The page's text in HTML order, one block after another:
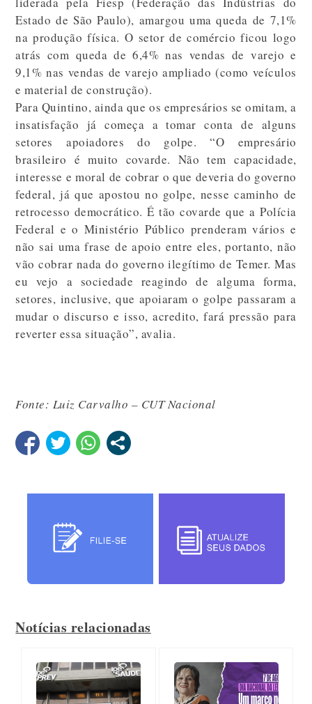
Estado de São Paulo), amargou uma queda de 7,1%
na produção física. O setor de comércio ficou logo
atrás com queda de 6,4% nas vendas de varejo e
9,1% nas vendas de varejo ampliado (como veículos
e material de construção).
Para Quintino, ainda que os empresários se omitam, a
insatisfação já começa a tomar conta de alguns
setores apoiadores do golpe. “O empresário
brasileiro é muito covarde. Não tem capacidade,
interesse e moral de cobrar o que deveria do governo
federal, já que apostou no golpe, nesse caminho de
retrocesso democrático. É tão covarde que a Polícia
Federal e o Ministério Público prenderam vários e
não sai uma frase de apoio entre eles, portanto, não
vão cobrar nada do governo ilegítimo de Temer. Mas
eu vejo a sociedade reagindo de alguma forma,
setores, inclusive, que apoiaram o golpe passaram a
mudar o discurso e isso, acredito, fará pressão para
reverter essa situação”, avalia.
Fonte: Luiz Carvalho – CUT Nacional
Notícias relacionadas